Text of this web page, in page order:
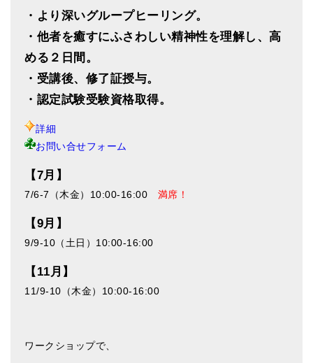
・より深いグループヒーリング。
・他者を癒すにふさわしい精神性を理解し、高
める２日間。
・受講後、修了証授与。
・認定試験受験資格取得。
詳細
お問い合せフォーム
【7月】
7/6-7（木金）10:00-16:00 満席！
【9月】
9/9-10（土日）10:00-16:00
【11月】
11/9-10（木金）10:00-16:00
ワークショップで、